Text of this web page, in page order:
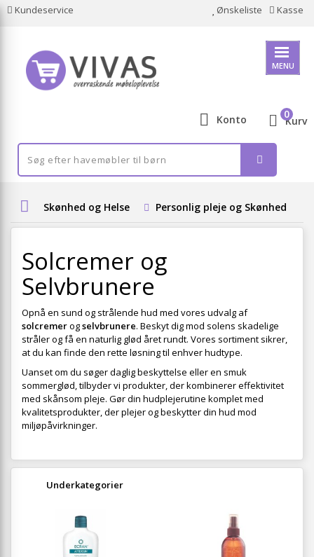
Kundeservice Ønskeliste Kasse
MENU
Konto Kurv
0
Skønhed og Helse Personlig pleje og Skønhed
Solcremer og
Selvbrunere
Opnå en sund og strålende hud med vores udvalg af
solcremerogselvbrunere. Beskyt dig mod solens skadelige
stråler og få en naturlig glød året rundt. Vores sortiment sikrer,
at du kan finde den rette løsning til enhver hudtype.
Uanset om du søger daglig beskyttelse eller en smuk
sommerglød, tilbyder vi produkter, der kombinerer effektivitet
med skånsom pleje. Gør din hudplejerutine komplet med
kvalitetsprodukter, der plejer og beskytter din hud mod
miljøpåvirkninger.
Underkategorier